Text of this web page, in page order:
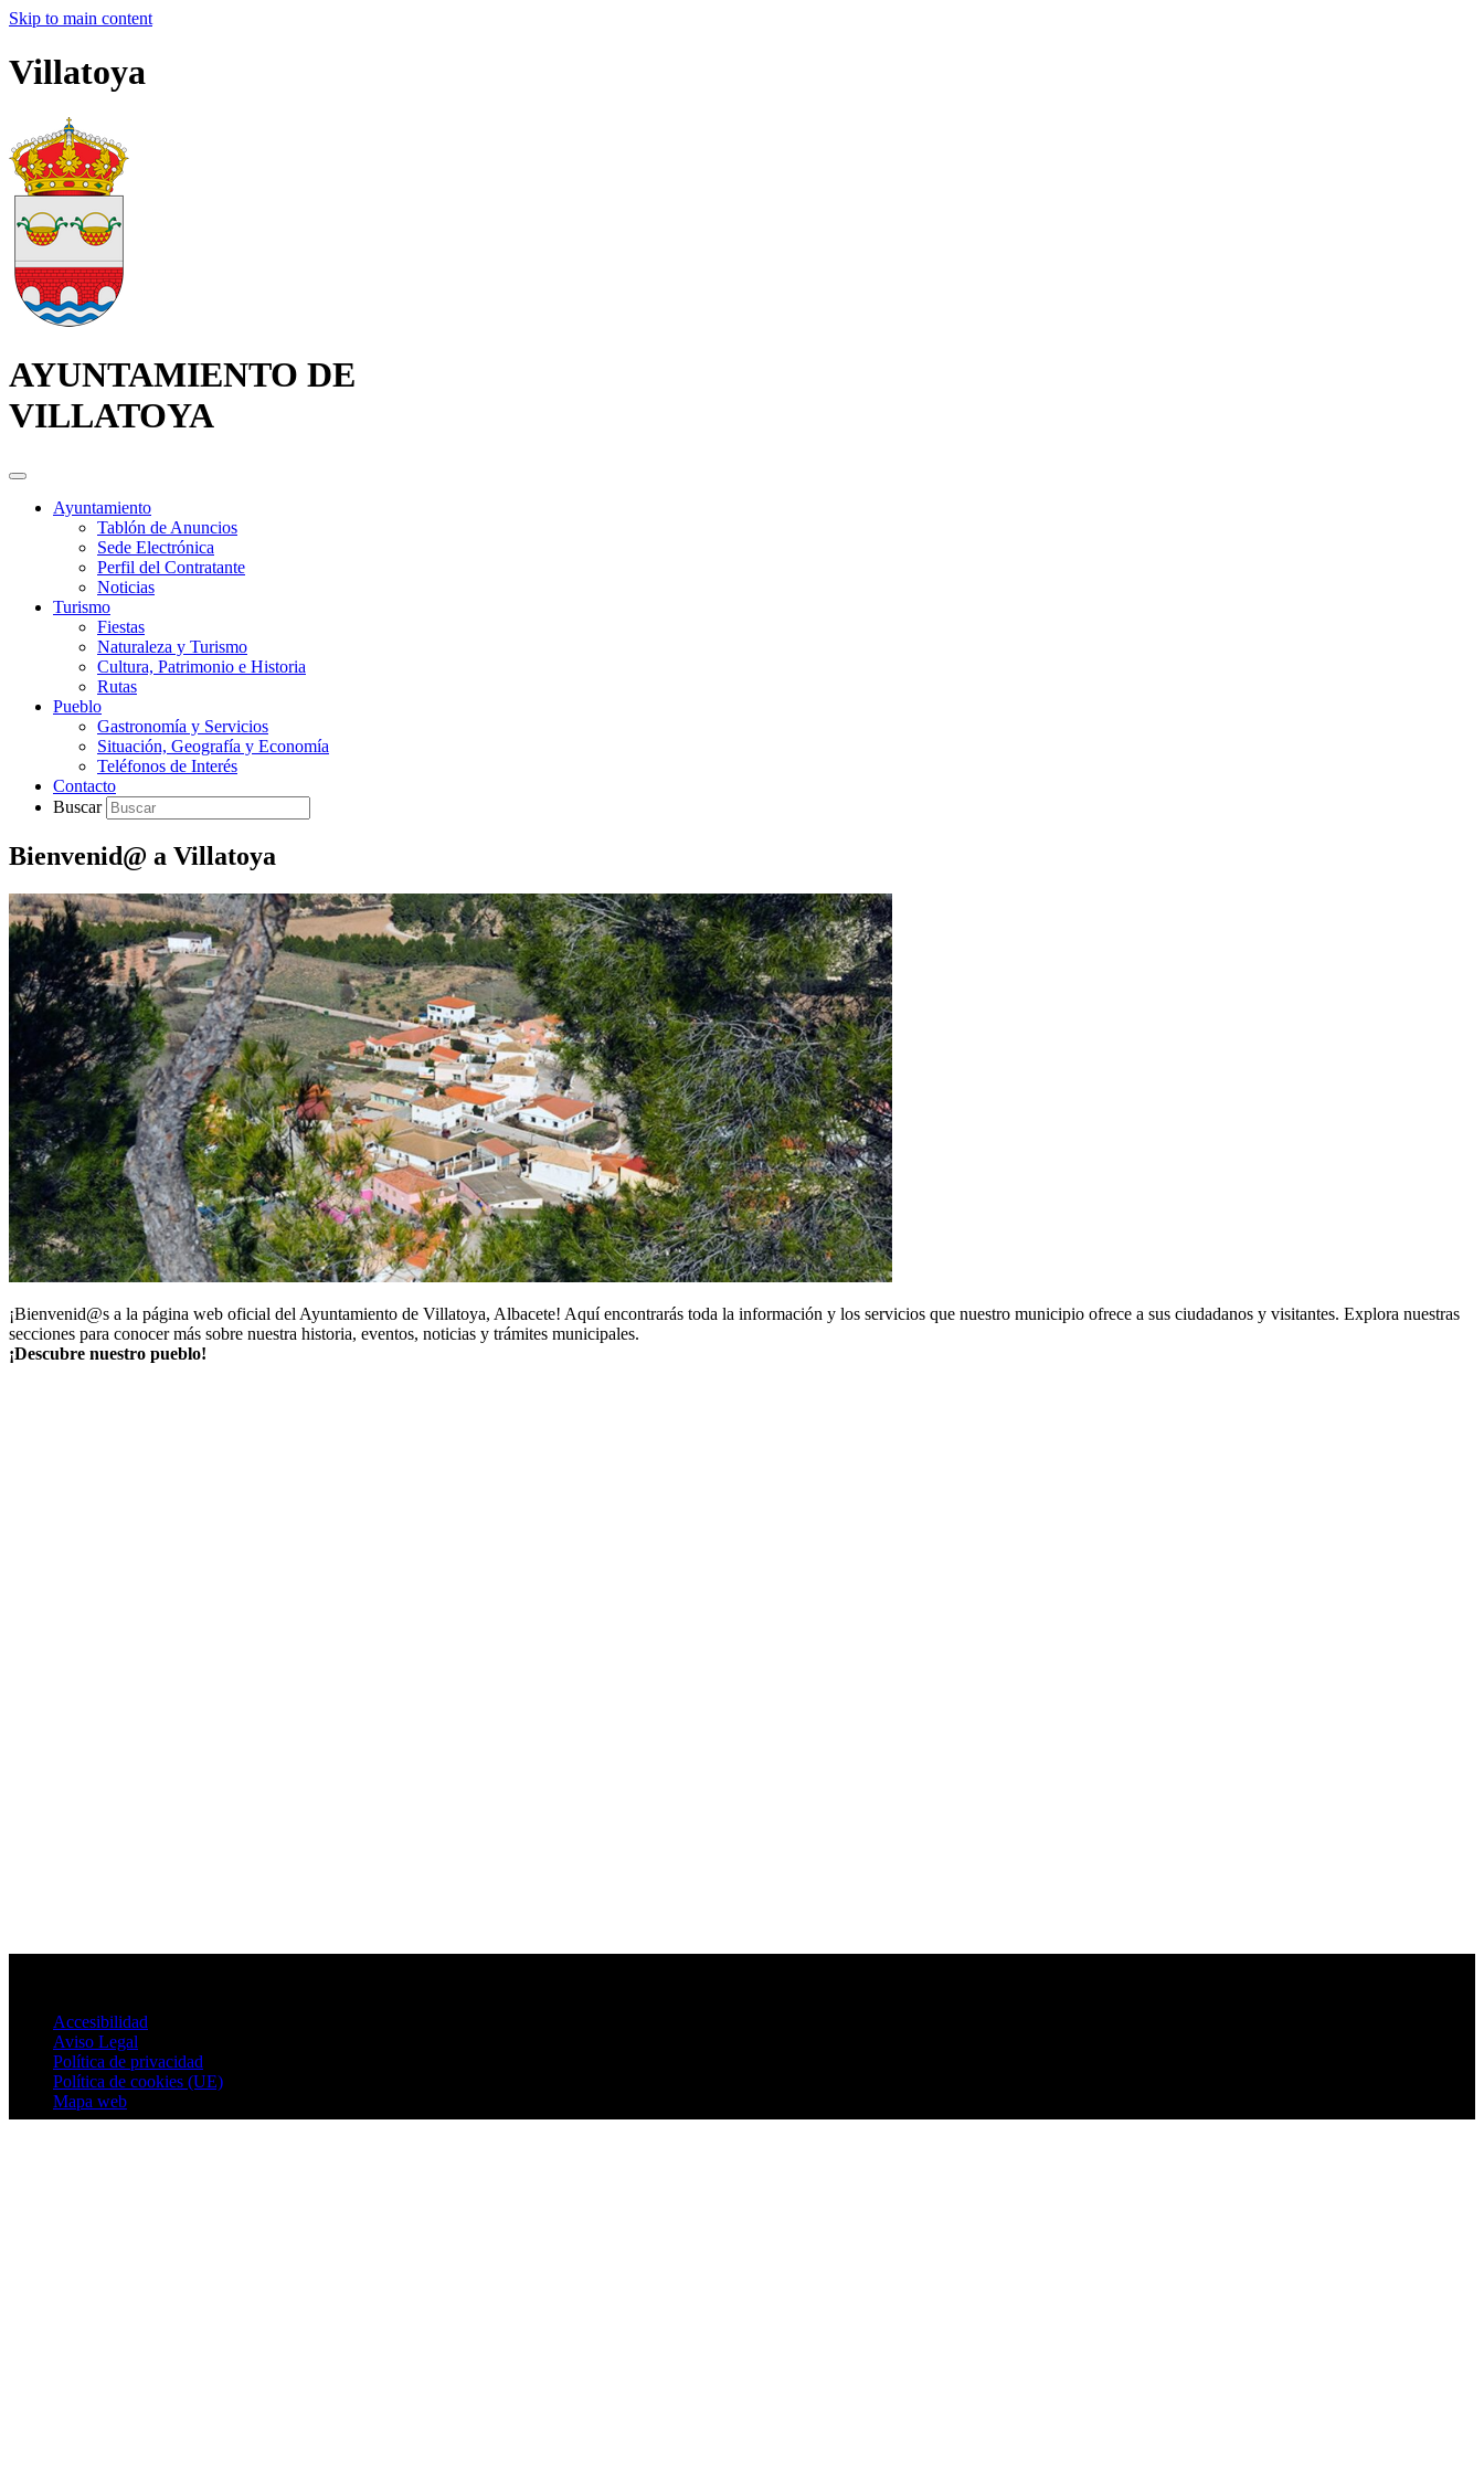
Skip to main content
Villatoya
AYUNTAMIENTO DE
VILLATOYA
Ayuntamiento
Tablón de Anuncios
Sede Electrónica
Perfil del Contratante
Noticias
Turismo
Fiestas
Naturaleza y Turismo
Cultura, Patrimonio e Historia
Rutas
Pueblo
Gastronomía y Servicios
Situación, Geografía y Economía
Teléfonos de Interés
Contacto
Buscar
Bienvenid@ a Villatoya
¡Bienvenid@s a la página web oficial del Ayuntamiento de Villatoya, Albacete! Aquí encontrarás toda la información y los servicios que nuestro municipio ofrece a sus ciudadanos y visitantes. Explora nuestras
secciones para conocer más sobre nuestra historia, eventos, noticias y trámites municipales.
¡Descubre nuestro pueblo!
Accesibilidad
Aviso Legal
Política de privacidad
Política de cookies (UE)
Mapa web